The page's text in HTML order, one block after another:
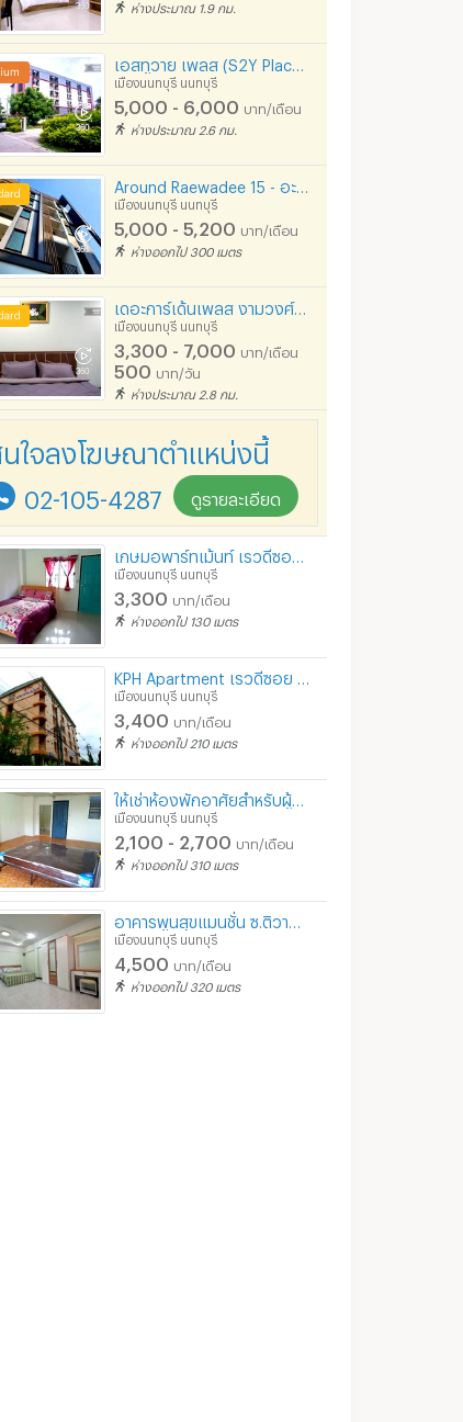
โปรโมชั่นใหม่ 3500-3800/ด.พร้อมทีวีตู้เย็น เฟอร์รุ่นใหม่ 3800-4200/ด. เซเว่นปากซอย ป้ายรถเมล์
8:18
แกรนด์เรสซิเดนซ์ งามวงศ์วาน 19
4,500 - 6,000 บาท/เดือน
700 - 800 บาท/วัน
06/08/2026 7:08
G 5747💛 คอนโดให้เช่า ลุมพินี วิลล์ นครอินทร์-ริเวอร์วิว 🔥มีเครื่องซักผ้า🔥Line❤️💜@condopremium💜❤️ว่างพร้อมอยู่⬛🟨 📞 065 695 3645🟨⬛
ตร.ม.
🛑LINE ID @cutecondo มี@🛑 มีเครื่องซักผ้า Centric ติวานนท์ 9,500 ว่าง✅ ตอบไว
9,500 /เดือน
ห่างประมาณ 1.9 กม.
เมืองนนทบุรี นนทบุรี
5,000 - 6,000 บาท/เดือน
ห่างประมาณ 2.6 กม.
เมืองนนทบุรี นนทบุรี
5,000 - 5,200 บาท/เดือน
ห่างออกไป 300 เมตร
เดอะการ์เด้นเพลส งามวงศ์วาน
เมืองนนทบุรี นนทบุรี
3,300 - 7,000 บาท/เดือน
500 บาท/วัน
ห่างประมาณ 2.8 กม.
นใจลงโฆษณาตำแหน่งนี้
02-105-4287 ดูรายละเอียด
เมืองนนทบุรี นนทบุรี
3,300 บาท/เดือน
ห่างออกไป 130 เมตร
เมืองนนทบุรี นนทบุรี
3,400 บาท/เดือน
ห่างออกไป 210 เมตร
เมืองนนทบุรี นนทบุรี
2,100 - 2,700 บาท/เดือน
ห่างออกไป 310 เมตร
เมืองนนทบุรี นนทบุรี
4,500 บาท/เดือน
ห่างออกไป 320 เมตร